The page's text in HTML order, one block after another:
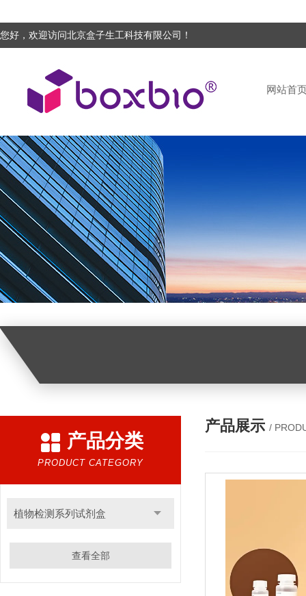
您好，欢迎访问北京盒子生工科技有限公司！
网站首
产品分类
PRODUCT CATEGORY
植物检测系列试剂盒
查看全部
产品展示 /